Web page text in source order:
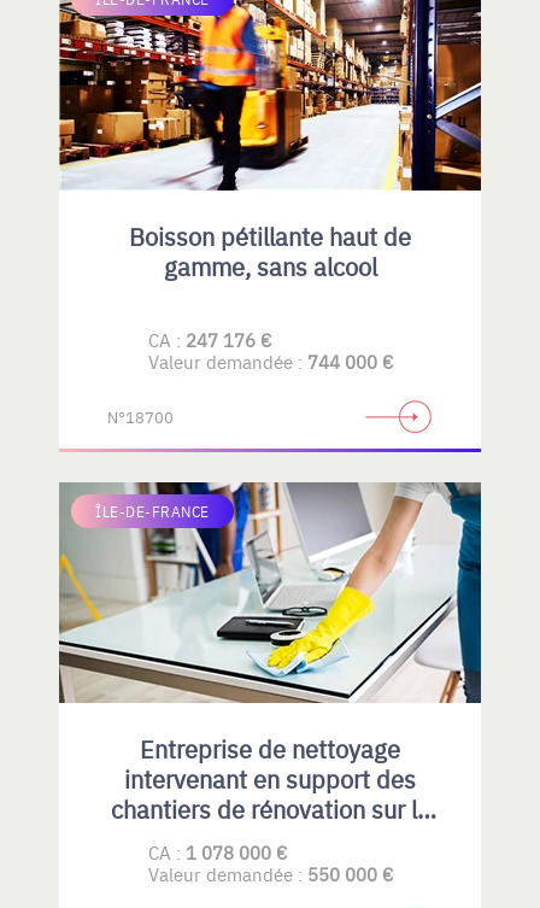
Boisson pétillante haut de
gamme, sans alcool
CA : 247 176 €
Valeur demandée : 744 000 €
N°18700
ÎLE-DE-FRANCE
Entreprise de nettoyage
intervenant en support des
chantiers de rénovation sur la
Région Parisienne
CA : 1 078 000 €
Valeur demandée : 550 000 €